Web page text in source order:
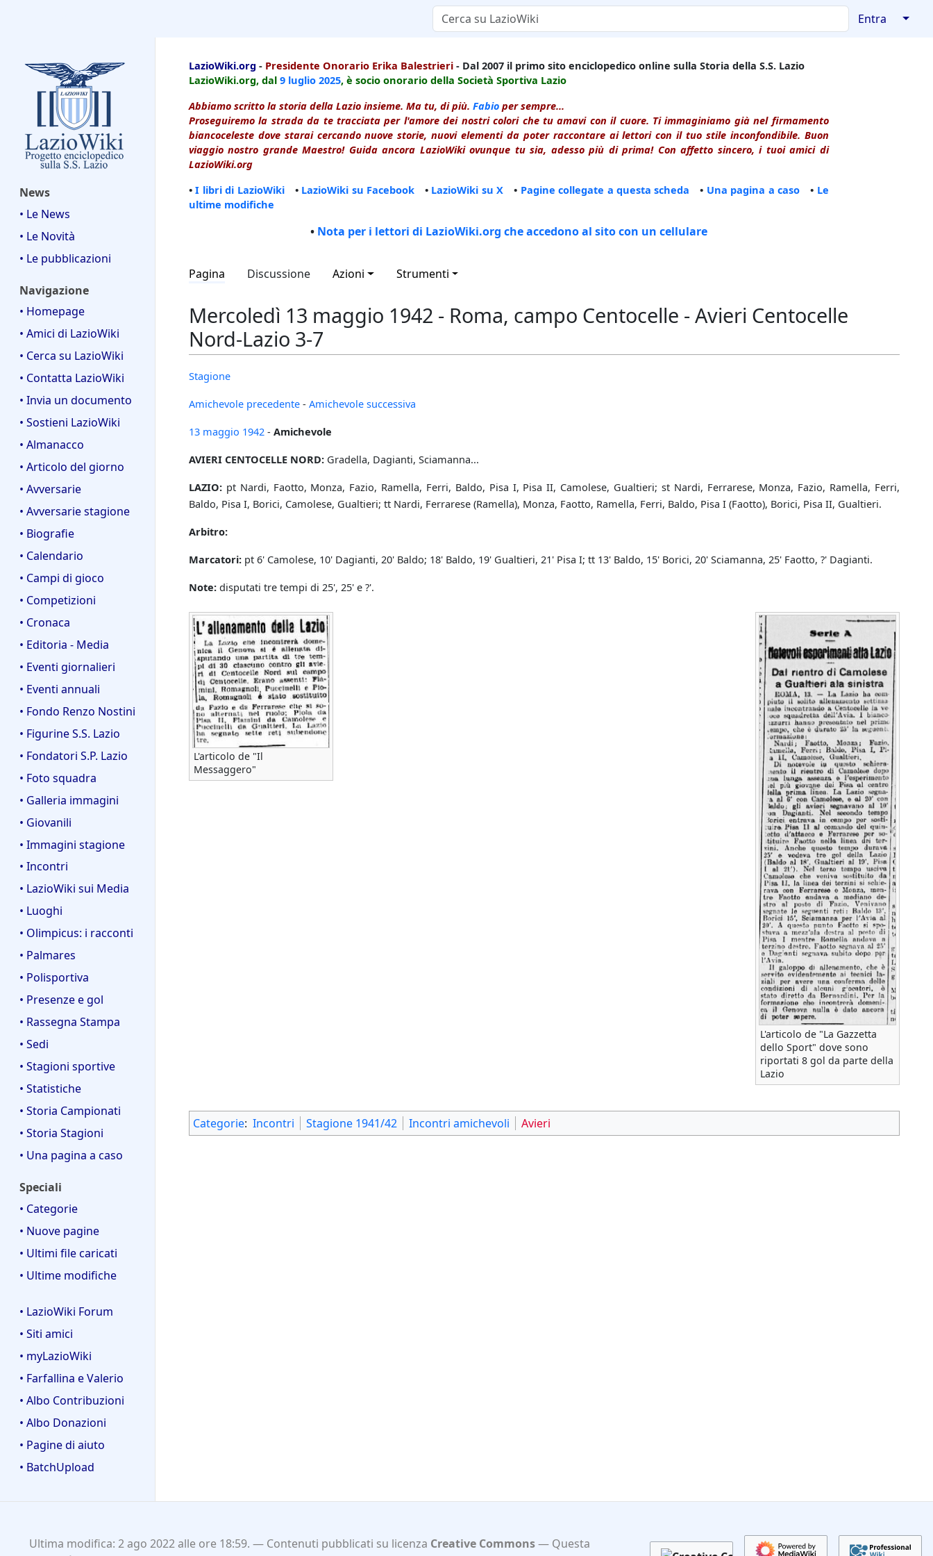
Entra ↓
News
• Le News
• Le Novità
• Le pubblicazioni
Navigazione
• Homepage
• Amici di LazioWiki
• Cerca su LazioWiki
• Contatta LazioWiki
• Invia un documento
• Sostieni LazioWiki
• Almanacco
• Articolo del giorno
• Avversarie
• Avversarie stagione
• Biografie
• Calendario
• Campi di gioco
• Competizioni
• Cronaca
• Editoria - Media
• Eventi giornalieri
• Eventi annuali
• Fondo Renzo Nostini
• Figurine S.S. Lazio
• Fondatori S.P. Lazio
• Foto squadra
• Galleria immagini
• Giovanili
• Immagini stagione
• Incontri
• LazioWiki sui Media
• Luoghi
• Olimpicus: i racconti
• Palmares
• Polisportiva
• Presenze e gol
• Rassegna Stampa
• Sedi
• Stagioni sportive
• Statistiche
• Storia Campionati
• Storia Stagioni
• Una pagina a caso
Speciali
• Categorie
• Nuove pagine
• Ultimi file caricati
• Ultime modifiche
• LazioWiki Forum
• Siti amici
• myLazioWiki
• Farfallina e Valerio
• Albo Contribuzioni
• Albo Donazioni
• Pagine di aiuto
• BatchUpload
LazioWiki.org - Presidente Onorario Erika Balestrieri - Dal 2007 il primo sito enciclopedico online sulla Storia della S.S. Lazio
LazioWiki.org, dal 9 luglio 2025, è socio onorario della Società Sportiva Lazio
Abbiamo scritto la storia della Lazio insieme. Ma tu, di più. Fabio per sempre...
Proseguiremo la strada da te tracciata per l'amore dei nostri colori che tu amavi con il cuore. Ti immaginiamo già nel firmamento
biancoceleste dove starai cercando nuove storie, nuovi elementi da poter raccontare ai lettori con il tuo stile inconfondibile. Buon
viaggio nostro grande Maestro! Guida ancora LazioWiki ovunque tu sia, adesso più di prima! Con affetto sincero, i tuoi amici di
LazioWiki.org
•I libri di LazioWiki• LazioWiki su Facebook • LazioWiki su X • Pagine collegate a questa scheda • Una pagina a caso • Le
ultime modifiche
• Nota per i lettori di LazioWiki.org che accedono al sito con un cellulare
Pagina Discussione Azioni Strumenti
Mercoledì 13 maggio 1942 - Roma, campo Centocelle - Avieri Centocelle
Nord-Lazio 3-7
Stagione
Amichevole precedente - Amichevole successiva
13 maggio 1942 - Amichevole
AVIERI CENTOCELLE NORD: Gradella, Dagianti, Sciamanna...
LAZIO: pt Nardi, Faotto, Monza, Fazio, Ramella, Ferri, Baldo, Pisa I, Pisa II, Camolese, Gualtieri; st Nardi, Ferrarese, Monza, Fazio, Ramella, Ferri,
Baldo, Pisa I, Borici, Camolese, Gualtieri; tt Nardi, Ferrarese (Ramella), Monza, Faotto, Ramella, Ferri, Baldo, Pisa I (Faotto), Borici, Pisa II, Gualtieri.
Arbitro:
Marcatori: pt 6' Camolese, 10' Dagianti, 20' Baldo; 18' Baldo, 19' Gualtieri, 21' Pisa I; tt 13' Baldo, 15' Borici, 20' Sciamanna, 25' Faotto, ?' Dagianti.
Note: disputati tre tempi di 25', 25' e ?'.
L'articolo de "Il
Messaggero"
L'articolo de "La Gazzetta
dello Sport" dove sono
riportati 8 gol da parte della
Lazio
Categorie: Incontri Stagione 1941/42 Incontri amichevoli Avieri
Ultima modifica: 2 ago 2022 alle ore 18:59. Contenuti pubblicati su licenza Creative Commons
Questa